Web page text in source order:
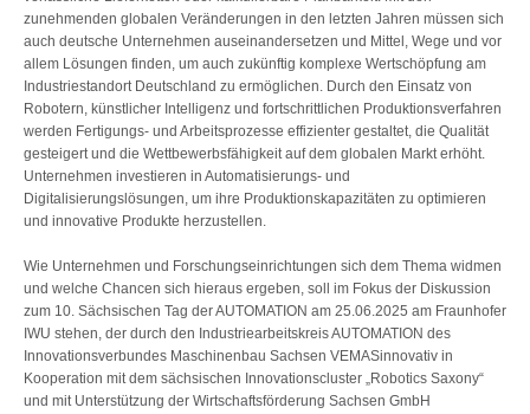
zunehmenden globalen Veränderungen in den letzten Jahren müssen sich
auch deutsche Unternehmen auseinandersetzen und Mittel, Wege und vor
allem Lösungen finden, um auch zukünftig komplexe Wertschöpfung am
Industriestandort Deutschland zu ermöglichen. Durch den Einsatz von
Robotern, künstlicher Intelligenz und fortschrittlichen Produktionsverfahren
werden Fertigungs- und Arbeitsprozesse effizienter gestaltet, die Qualität
gesteigert und die Wettbewerbsfähigkeit auf dem globalen Markt erhöht.
Unternehmen investieren in Automatisierungs- und
Digitalisierungslösungen, um ihre Produktionskapazitäten zu optimieren
und innovative Produkte herzustellen.
Wie Unternehmen und Forschungseinrichtungen sich dem Thema widmen
und welche Chancen sich hieraus ergeben, soll im Fokus der Diskussion
zum 10. Sächsischen Tag der AUTOMATION am 25.06.2025 am Fraunhofer
IWU stehen, der durch den Industriearbeitskreis AUTOMATION des
Innovationsverbundes Maschinenbau Sachsen VEMASinnovativ in
Kooperation mit dem sächsischen Innovationscluster „Robotics Saxony“
und mit Unterstützung der Wirtschaftsförderung Sachsen GmbH